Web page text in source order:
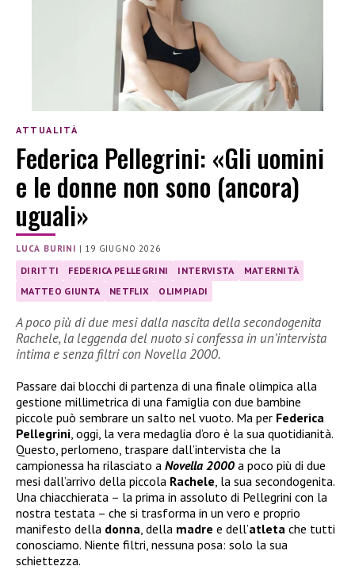
ATTUALITÀ
Federica Pellegrini: «Gli uomini
e le donne non sono (ancora)
uguali»
LUCA BURINI | 19 GIUGNO 2026
DIRITTI FEDERICA PELLEGRINI INTERVISTA
MATERNITÀ
MATTEO GIUNTA
NETFLIX OLIMPIADI
A poco più di due mesi dalla nascita della secondogenita
Rachele, la leggenda del nuoto si confessa in un’intervista
intima e senza filtri con Novella 2000.
Passare dai blocchi di partenza di una finale olimpica alla
gestione millimetrica di una famiglia con due bambine
piccole può sembrare un salto nel vuoto. Ma per Federica
Pellegrini, oggi, la vera medaglia d’oro è la sua quotidianità.
Questo, perlomeno, traspare dall’intervista che la
campionessa ha rilasciato a Novella 2000 a poco più di due
mesi dall’arrivo della piccola Rachele, la sua secondogenita.
Una chiacchierata – la prima in assoluto di Pellegrini con la
nostra testata – che si trasforma in un vero e proprio
manifesto della donna, della madre e dell’atleta che tutti
conosciamo. Niente filtri, nessuna posa: solo la sua
schiettezza.